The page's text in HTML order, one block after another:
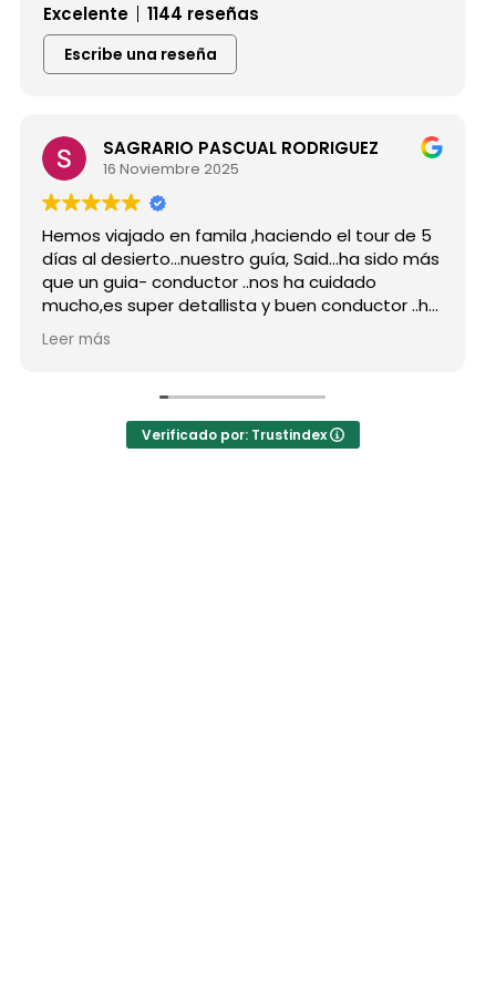
Excelente
1144 reseñas
Escribe una reseña
SAGRARIO PASCUAL RODRIGUEZ
16 Noviembre 2025
Hemos viajado en famila ,haciendo el tour de 5
días al desierto...nuestro guía, Said...ha sido más
que un guia- conductor ..nos ha cuidado
mucho,es super detallista y buen conductor ..ha
estado atento a todas nuestras peticiones y
nos ha enseñado muchos lugares
persona..Gracias Said.
En cuanto a la agencia,..súper agradecida a Mila
Leer más
Verificado por: Trustindex